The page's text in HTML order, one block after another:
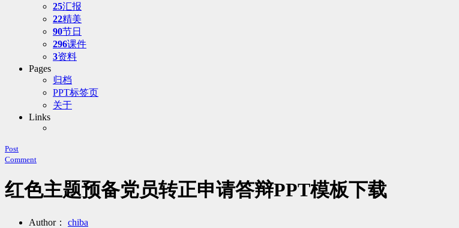
25汇报
22精美
90节日
296课件
3资料
Pages
归档
PPT标签页
关于
Links
Post
Comment
红色主题预备党员转正申请答辩PPT模板下载
Author：
chiba